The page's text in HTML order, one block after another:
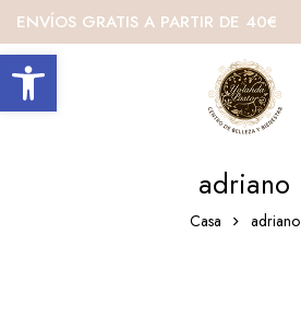
Abrir barra de herramientas
ENVÍOS GRATIS A PARTIR DE 40€
adriano
Casa adriano